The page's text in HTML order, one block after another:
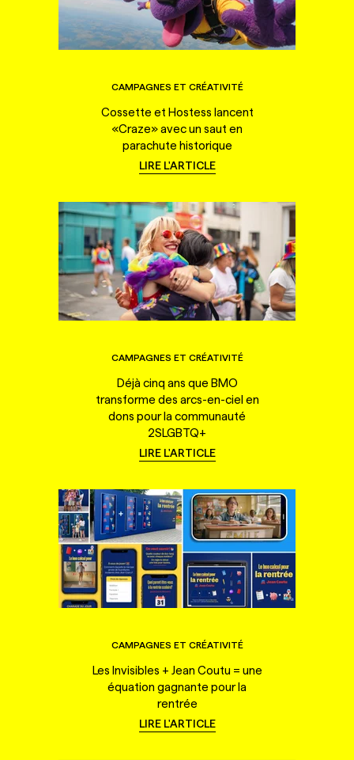
CAMPAGNES ET CRÉATIVITÉ
Cossette et Hostess lancent
«Craze» avec un saut en
parachute historique
LIRE L'ARTICLE
CAMPAGNES ET CRÉATIVITÉ
Déjà cinq ans que BMO
transforme des arcs-en-ciel en
dons pour la communauté
2SLGBTQ+
LIRE L'ARTICLE
CAMPAGNES ET CRÉATIVITÉ
Les Invisibles + Jean Coutu = une
équation gagnante pour la
rentrée
LIRE L'ARTICLE